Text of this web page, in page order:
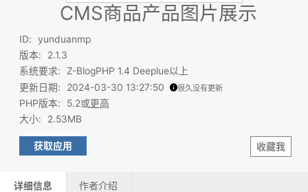
CMS商品产品图片展示
ID:
yunduanmp
版本:
2.1.3
系统要求:
Z-BlogPHP 1.4 Deeplue以上
更新日期: 2024-03-30 13:27:50 很久没有更新
PHP版本: 5.2或更高
大小: 2.53MB
收藏我
获取应用
详细信息 作者介绍